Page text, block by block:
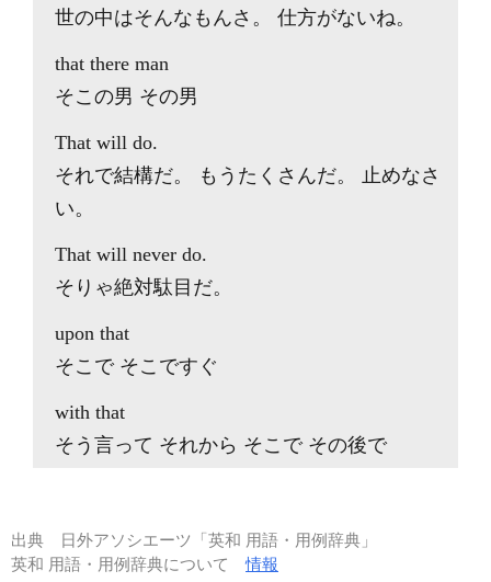
世の中はそんなもんさ。 仕方がないね。
that there man
そこの男 その男
That will do.
それで結構だ。 もうたくさんだ。 止めなさ
い。
That will never do.
そりゃ絶対駄目だ。
upon that
そこで そこですぐ
with that
そう言って それから そこで その後で
出典
日外アソシエーツ「英和 用語・用例辞典」
英和 用語・用例辞典について情報